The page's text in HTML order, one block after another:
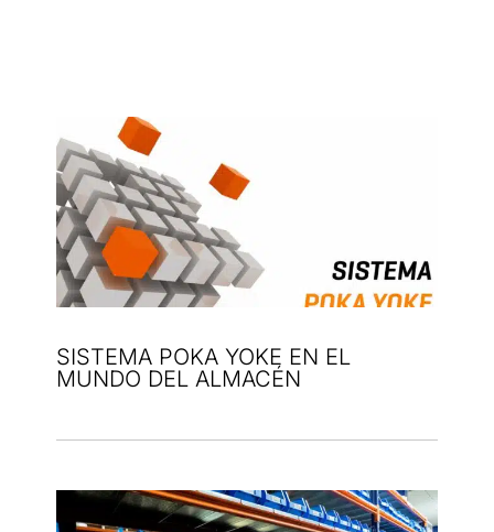
SISTEMA POKA YOKE EN EL
MUNDO DEL ALMACÉN